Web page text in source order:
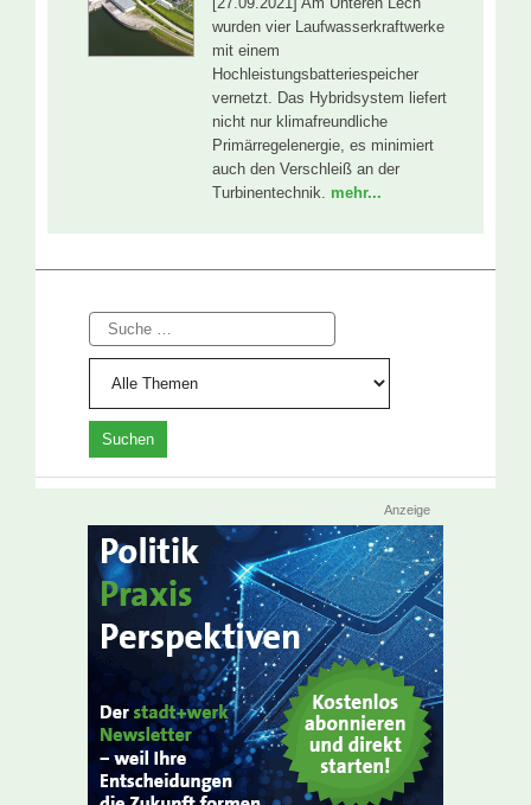
wurden vier Laufwasserkraftwerke
mit einem
Hochleistungsbatteriespeicher
vernetzt. Das Hybridsystem liefert
nicht nur klimafreundliche
Primärregelenergie, es minimiert
auch den Verschleiß an der
Turbinentechnik. mehr...
Suche
Anzeige